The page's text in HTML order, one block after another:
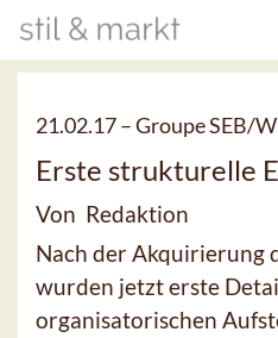
21.02.17 –Groupe SEB/
Erste strukturelle
Von Redaktion
Nach der Akquirierung
wurden jetzt erste
organisatorischen